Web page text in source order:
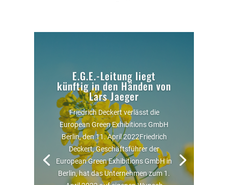
E.G.E.-Leitung liegt
künftig in den Händen von
Lars Jaeger
Friedrich Deckert verlässt die
European Green Exhibitions GmbH
Berlin, den 11. April 2022Friedrich
Deckert, Geschäftsführer der
European Green Exhibitions GmbH in
Berlin, hat das Unternehmen zum 1.